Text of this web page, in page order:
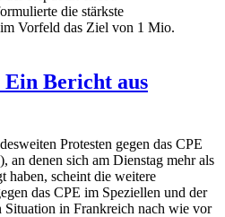
die stärkste
Vorfeld das Ziel von 1 Mio.
Bericht aus
Protesten gegen das CPE
an denen sich am Dienstag mehr als
haben, scheint die weitere
das CPE im Speziellen und der
Situation in Frankreich nach wie vor